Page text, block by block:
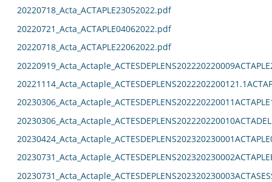
20220718_Acta_ACTAPLE23052022.pdf
20220721_Acta_ACTAPLE04062022.pdf
20220718_Acta_ACTAPLE22062022.pdf